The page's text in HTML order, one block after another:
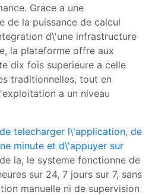
Grace a une
de la puissance de calcul
d\'une infrastructure
, la plateforme offre aux
dix fois superieure a celle
traditionnelles, tout en
a un niveau
telecharger l\'application, de
minute et d\'appuyer sur
la, le systeme fonctionne de
sur 24, 7 jours sur 7, sans
manuelle ni de supervision